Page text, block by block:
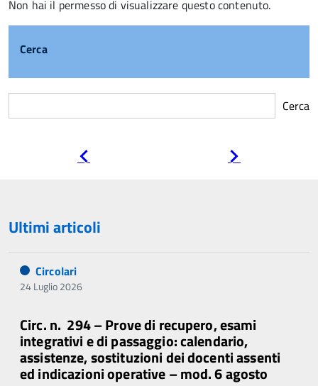
Non hai il permesso di visualizzare questo contenuto.
Cerca
Cerca
Ultimi articoli
Circolari
24 Luglio 2026
Circ. n. 294 – Prove di recupero, esami
integrativi e di passaggio: calendario,
assistenze, sostituzioni dei docenti assenti
ed indicazioni operative – mod. 6 agosto